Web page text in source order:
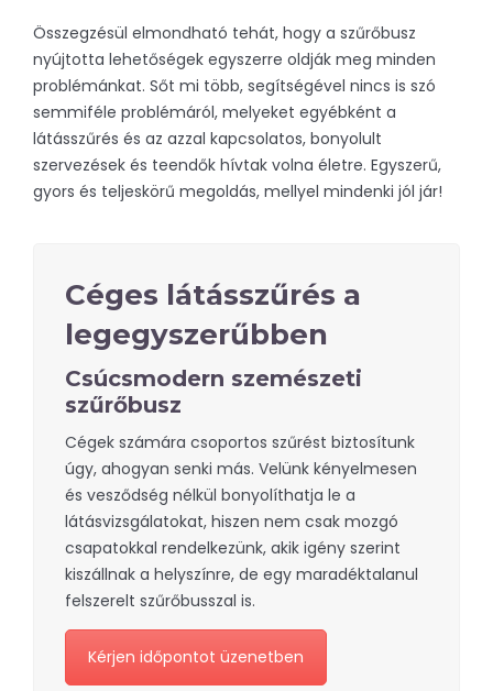
Összegzésül elmondható tehát, hogy a szűrőbusz
nyújtotta lehetőségek egyszerre oldják meg minden
problémánkat. Sőt mi több, segítségével nincs is szó
semmiféle problémáról, melyeket egyébként a
látásszűrés és az azzal kapcsolatos, bonyolult
szervezések és teendők hívtak volna életre. Egyszerű,
gyors és teljeskörű megoldás, mellyel mindenki jól jár!
Céges látásszűrés a
legegyszerűbben
Csúcsmodern szemészeti
szűrőbusz
Cégek számára csoportos szűrést biztosítunk
úgy, ahogyan senki más. Velünk kényelmesen
és vesződség nélkül bonyolíthatja le a
látásvizsgálatokat, hiszen nem csak mozgó
csapatokkal rendelkezünk, akik igény szerint
kiszállnak a helyszínre, de egy maradéktalanul
felszerelt szűrőbusszal is.
Kérjen időpontot üzenetben